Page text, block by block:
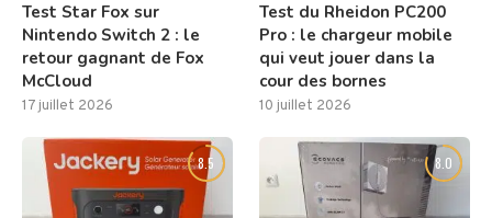
Test Star Fox sur
Nintendo Switch 2 : le
retour gagnant de Fox
McCloud
17 juillet 2026
Test du Rheidon PC200
Pro : le chargeur mobile
qui veut jouer dans la
cour des bornes
10 juillet 2026
8.5 8.0